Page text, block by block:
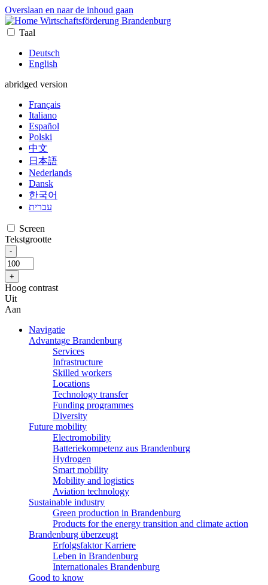
Overslaan en naar de inhoud gaan
Wirtschaftsförderung Brandenburg
Taal
Deutsch
English
abridged version
Français
Italiano
Español
Polski
中文
日本語
Nederlands
Dansk
한국어
עברית
Screen
Tekstgrootte
Hoog contrast
Uit
Aan
Navigatie
Advantage Brandenburg
Services
Infrastructure
Skilled workers
Locations
Technology transfer
Funding programmes
Diversity
Future mobility
Electromobility
Batteriekompetenz aus Brandenburg
Hydrogen
Smart mobility
Mobility and logistics
Aviation technology
Sustainable industry
Green production in Brandenburg
Products for the energy transition and climate action
Brandenburg überzeugt
Erfolgsfaktor Karriere
Leben in Brandenburg
Internationales Brandenburg
Good to know